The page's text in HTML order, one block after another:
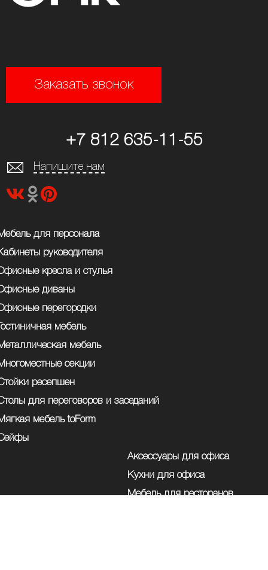
для персонала
руководителя
кресла и стулья
диваны
перегородки
мебель
мебель
секции
ресепшен
для переговоров и заседаний
мебель toForm
Аксессуары для офиса
Кухни для офиса
Мебель для ресторанов
Заказать звонок
+7 812 635-11-55
Напишите нам